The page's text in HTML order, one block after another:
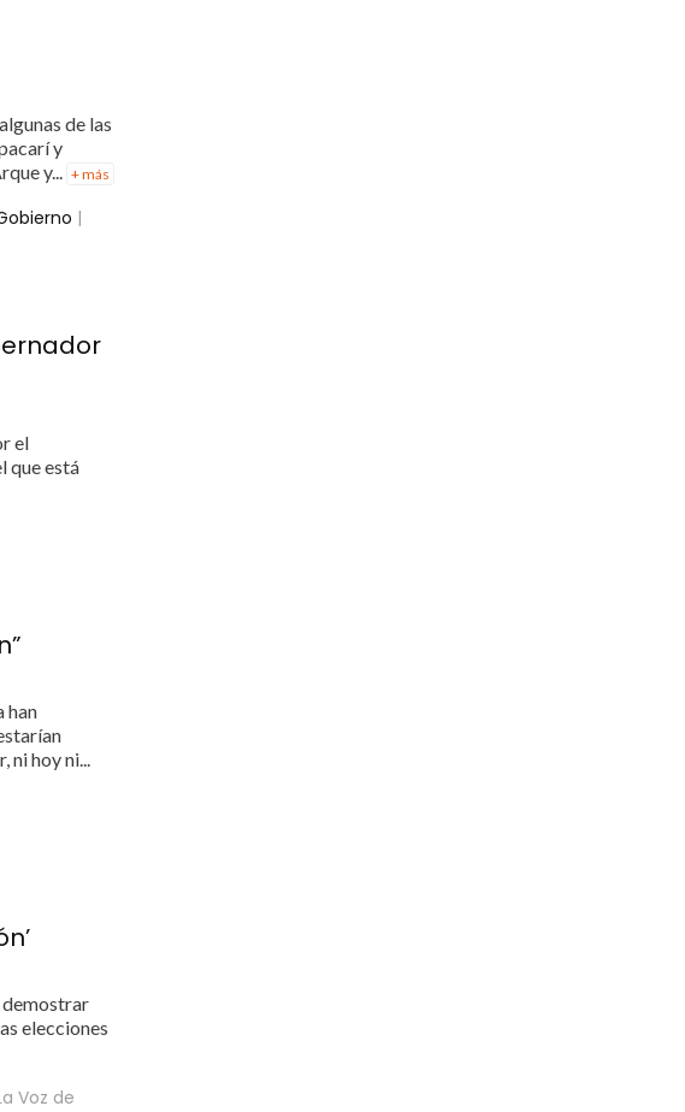
de las
y
y... + más
|
el
que está
han
ni hoy ni...
demostrar
elecciones
Voz de